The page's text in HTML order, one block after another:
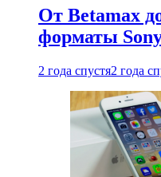
От Betamax
форматы
2 года спустя2 года